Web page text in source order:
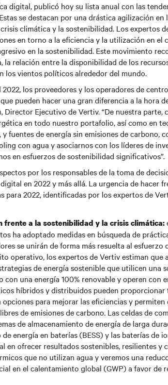
digital, publicó hoy su lista anual con las
se destacan por una drástica agilización en
climática y la sostenibilidad. Los expertos
en torno a la eficiencia y la utilización en el
en la sostenibilidad. Este movimiento
la relación entre la disponibilidad de los
los vientos políticos alrededor del mundo.
2022, los proveedores y los operadores de
pueden hacer una gran diferencia a la hora
Director Ejecutivo de Vertiv. “De nuestra parte,
en todo nuestro portafolio, así como en
fuentes de energía sin emisiones de carbono,
con agua y asociarnos con los líderes de
en esfuerzos de sostenibilidad significativos”.
por los responsables de la toma de
en 2022 y más allá. La urgencia de hacer
para 2022, identificadas por los expertos de
frente a la sostenibilidad y la crisis climática:
ha adoptado medidas en búsqueda de
se unirán de forma más resuelta al esfuerzo
operativo, los expertos de Vertiv estiman que
de energía sostenible que utilicen una
con una energía 100% renovable y operen con
híbridos y distribuidos pueden
opciones para mejorar las eficiencias y
de emisiones de carbono. Las celdas de
de almacenamiento de energía de larga
energía en baterías (BESS) y las baterías de
en ofrecer resultados sostenibles, resilientes y
que no utilizan agua y veremos una
en el calentamiento global (GWP) a favor de